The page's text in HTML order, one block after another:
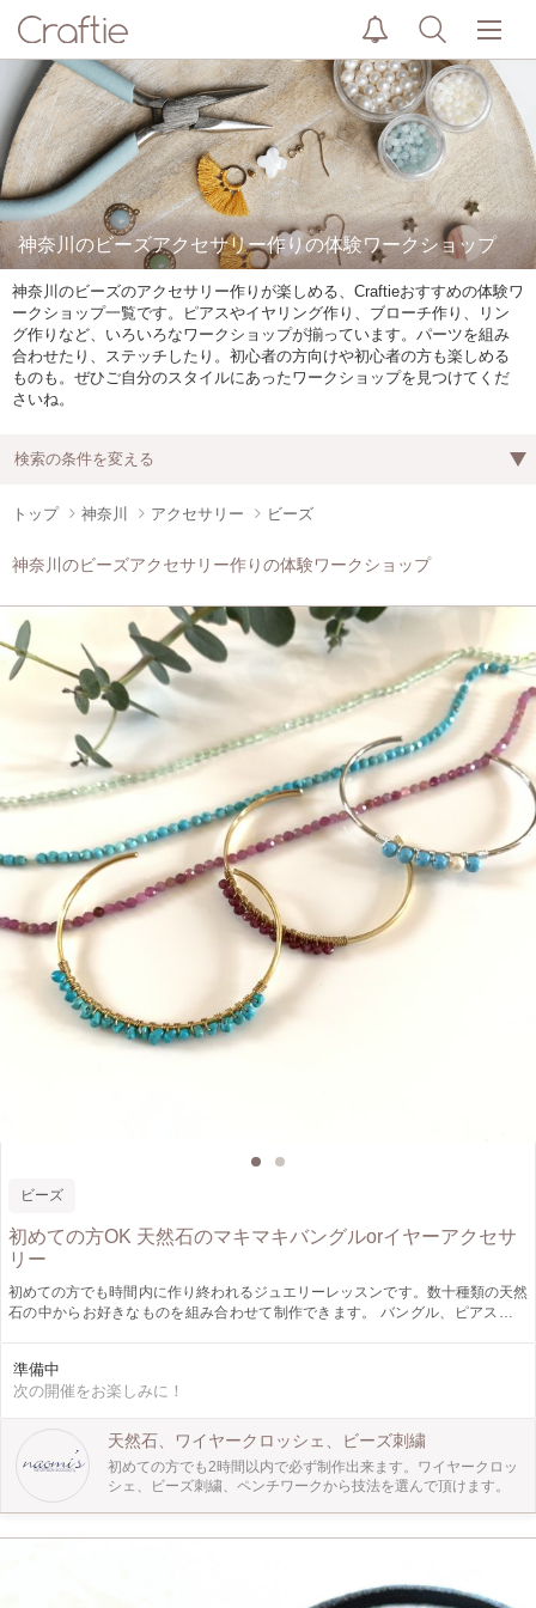
神奈川のビーズアクセサリー作りの体験ワークショップ
神奈川のビーズのアクセサリー作りが楽しめる、Craftieおすすめの体験ワ
ークショップ一覧です。ピアスやイヤリング作り、ブローチ作り、リン
グ作りなど、いろいろなワークショップが揃っています。パーツを組み
合わせたり、ステッチしたり。初心者の方向けや初心者の方も楽しめる
ものも。ぜひご自分のスタイルにあったワークショップを見つけてくだ
さいね。
検索の条件を変える
トップ 神奈川 アクセサリー ビーズ
神奈川のビーズアクセサリー作りの体験ワークショップ
ビーズ
初めての方OK 天然石のマキマキバングルorイヤーアクセサ
リー
初めての方でも時間内に作り終われるジュエリーレッスンです。数十種類の天然
石の中からお好きなものを組み合わせて制作できます。 バングル、ピアス、イ
準備中
次の開催をお楽しみに！
天然石、ワイヤークロッシェ、ビーズ刺繍
初めての方でも2時間以内で必ず制作出来ます。ワイヤークロッ
シェ、ビーズ刺繍、ペンチワークから技法を選んで頂けます。